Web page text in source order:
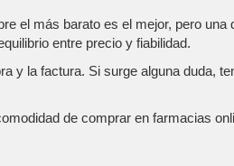
el más barato es el mejor, pero
entre precio y fiabilidad.
y la factura. Si surge alguna duda,
de comprar en farmacias